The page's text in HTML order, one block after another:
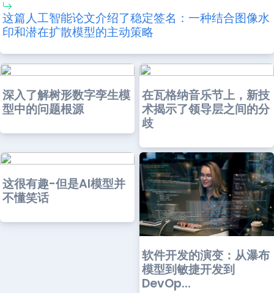
这篇人工智能论文介绍了稳定签名：一种结合图像水
印和潜在扩散模型的主动策略
深入了解树形数字孪生模
型中的问题根源
在瓦格纳音乐节上，新技
术揭示了领导层之间的分
歧
这很有趣-但是AI模型并
不懂笑话
软件开发的演变：从瀑布
模型到敏捷开发到
DevOp...